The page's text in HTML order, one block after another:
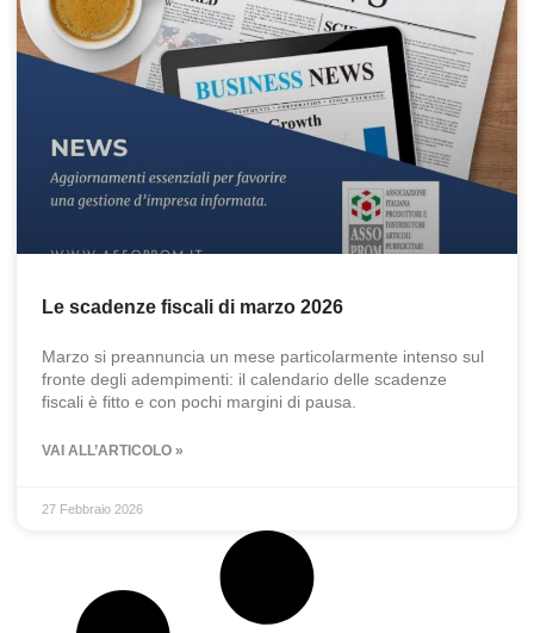
Le scadenze fiscali di marzo 2026
Marzo si preannuncia un mese particolarmente intenso sul
fronte degli adempimenti: il calendario delle scadenze
fiscali è fitto e con pochi margini di pausa.
VAI ALL’ARTICOLO »
27 Febbraio 2026